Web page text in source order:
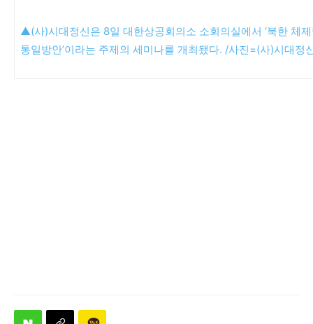
▲(사)시대정신은 8일 대한상공회의소 소회의실에서 ‘북한 체
통일방안’이라는 주제의 세미나를 개최됐다. /사진=(사)시대정